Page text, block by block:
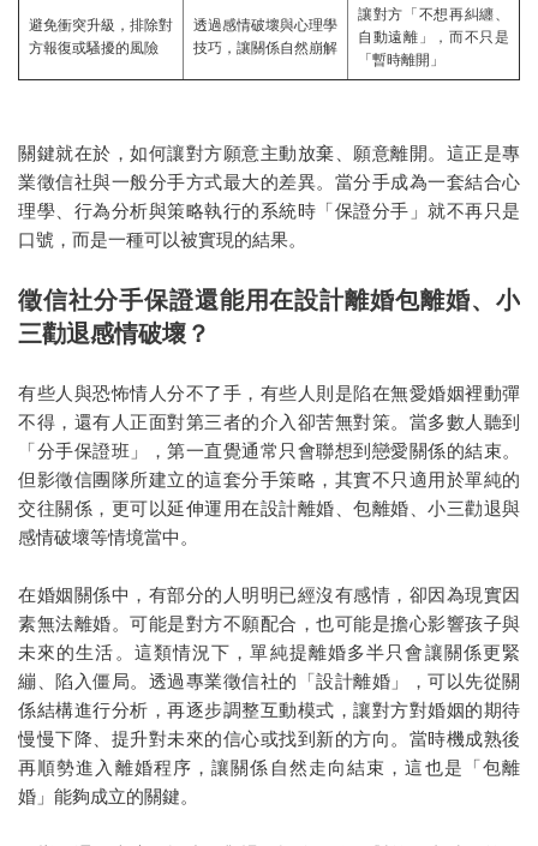
避免衝突升級，排除對
方報復或騷擾的風險
透過感情破壞與心理學
技巧，讓關係自然崩解
讓對方「不想再糾纏、
自動遠離」，而不只是
「暫時離開」
關鍵就在於，如何讓對方願意主動放棄、願意離開。這正是專
業徵信社與一般分手方式最大的差異。當分手成為一套結合心
理學、行為分析與策略執行的系統時「保證分手」就不再只是
口號，而是一種可以被實現的結果。
徵信社分手保證還能用在設計離婚包離婚、小
三勸退感情破壞？
有些人與恐怖情人分不了手，有些人則是陷在無愛婚姻裡動彈
不得，還有人正面對第三者的介入卻苦無對策。當多數人聽到
「分手保證班」，第一直覺通常只會聯想到戀愛關係的結束。
但影徵信團隊所建立的這套分手策略，其實不只適用於單純的
交往關係，更可以延伸運用在設計離婚、包離婚、小三勸退與
感情破壞等情境當中。
在婚姻關係中，有部分的人明明已經沒有感情，卻因為現實因
素無法離婚。可能是對方不願配合，也可能是擔心影響孩子與
未來的生活。這類情況下，單純提離婚多半只會讓關係更緊
繃、陷入僵局。透過專業徵信社的「設計離婚」，可以先從關
係結構進行分析，再逐步調整互動模式，讓對方對婚姻的期待
慢慢下降、提升對未來的信心或找到新的方向。當時機成熟後
再順勢進入離婚程序，讓關係自然走向結束，這也是「包離
婚」能夠成立的關鍵。